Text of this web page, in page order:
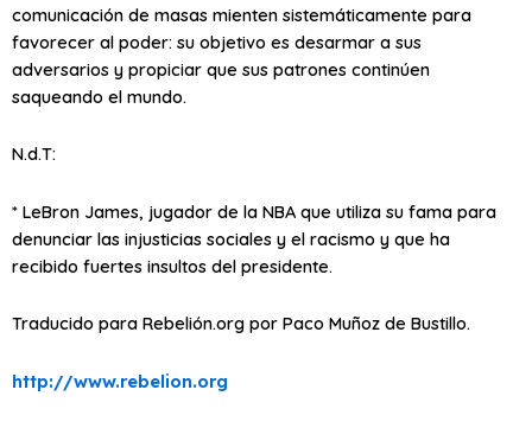
comunicación de masas mienten sistemáticamente para
favorecer al poder: su objetivo es desarmar a sus
adversarios y propiciar que sus patrones continúen
saqueando el mundo.
N.d.T:
* LeBron James, jugador de la NBA que utiliza su fama para
denunciar las injusticias sociales y el racismo y que ha
recibido fuertes insultos del presidente.
Traducido para Rebelión.org por Paco Muñoz de Bustillo.
http://www.rebelion.org